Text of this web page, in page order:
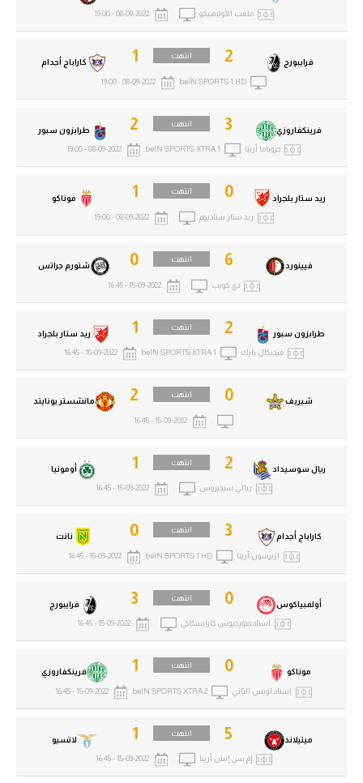
أقسام خاصة
تقرير في الجول
فيديو في الجول
ميتيلاند 5 انتهت
لاتسيو 1
إم سي إتش أرينا 15-09-2022 - 16:45
موناكو 0 انتهت
فرينكفاروزي 1
استاد لويس الثاني beIN SPORTS XTRA 2
15-09-2022 - 16:45
أولمبياكوس 0 انتهت
فرايبورج 3
استاد جيورجيوس كارايسكاكي 15-09-2022 - 16:45
كاراباج أجدام 3 انتهت
نانت 0
ازيرسون آرينا beIN SPORTS 1 HD
15-09-2022 - 16:45
ريال سوسيداد 2 انتهت
أومونيا 1
ريالي سيجيروس 15-09-2022 - 16:45
شيريف 0 انتهت
مانشستر يونايتد 2
15-09-2022 - 16:45
طرابزون سبور 2 انتهت
ريد ستار بلجراد 1
ميديكال بارك beIN SPORTS XTRA 1
15-09-2022 - 16:45
فيينورد 6 انتهت
شتورم جراتس 0
دي كويب 15-09-2022 - 16:45
ريد ستار بلجراد 0 انتهت
موناكو 1
ريد ستار ستاديوم 08-09-2022 - 19:00
فرينكفاروزي 3 انتهت
طرابزون سبور 2
جروباما أرينا beIN SPORTS XTRA 1
08-09-2022 - 19:00
فرايبورج 2 انتهت
كاراباج أجدام 1
beIN SPORTS 1 HD
08-09-2022 - 19:00
ملعب الأوليمبيكو 08-09-2022 - 19:00